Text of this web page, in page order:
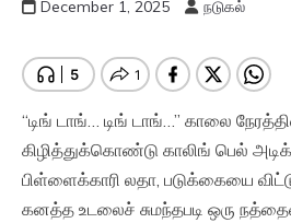
December 1, 2025 நடுகல்
“டிங் டாங்… டிங் டாங்…” காலை
கிழித்துக்கொண்டு காலிங் பெல்
பிள்ளைக்காரி லதா, படுக்கையை
கனத்த உடலைச் சுமந்தபடி ஒரு